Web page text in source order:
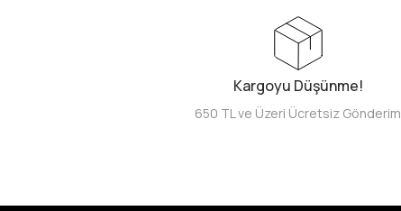
Kargoyu Düşünme!
650 TL ve Üzeri Ücretsiz Gönderim